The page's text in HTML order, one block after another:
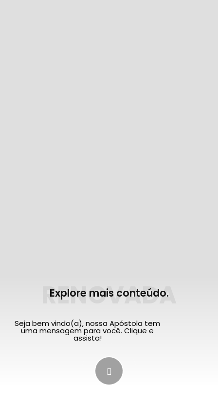
RENOVADA
Explore mais conteúdo.
Seja bem vindo(a), nossa Apóstola tem
uma mensagem para você. Clique e
assista!